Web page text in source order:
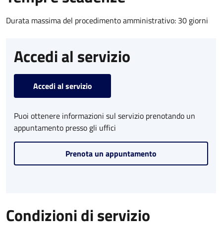
Durata massima del procedimento amministrativo: 30 giorni
Accedi al servizio
Accedi al servizio
Puoi ottenere informazioni sul servizio prenotando un
appuntamento presso gli uffici
Prenota un appuntamento
Condizioni di servizio